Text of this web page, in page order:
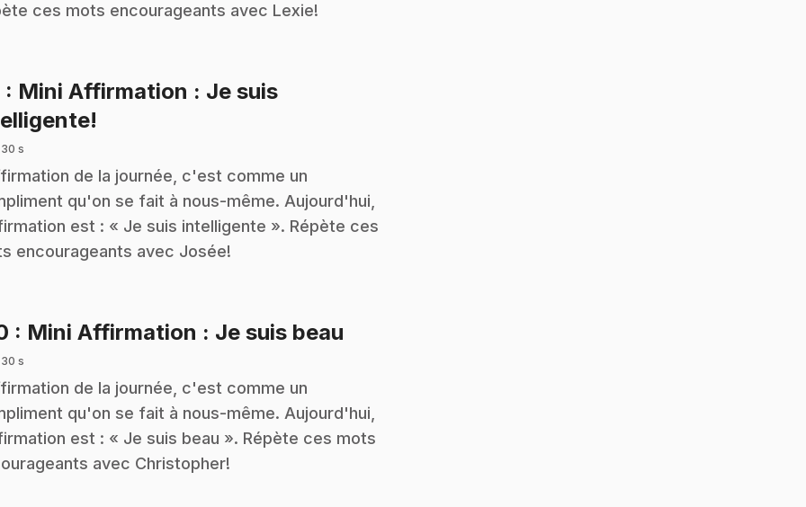
ces mots encourageants avec Lexie!
: Mini Affirmation : Je suis
30 s
de la journée, c'est comme un
qu'on se fait à nous-même. Aujourd'hui,
est : « Je suis intelligente ». Répète ces
encourageants avec Josée!
: Mini Affirmation : Je suis beau
30 s
de la journée, c'est comme un
qu'on se fait à nous-même. Aujourd'hui,
est : « Je suis beau ». Répète ces mots
avec Christopher!